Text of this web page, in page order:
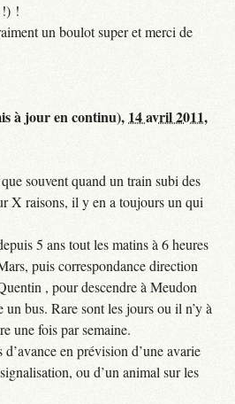
!) !
un boulot super et merci de
à jour en continu), 14 avril 2011,
souvent quand un train subi des
X raisons, il y en a toujours un qui
5 ans tout les matins à 6 heures
puis correspondance direction
, pour descendre à Meudon
bus. Rare sont les jours ou il n’y à
une fois par semaine.
en prévision d’une avarie
ou d’un animal sur les